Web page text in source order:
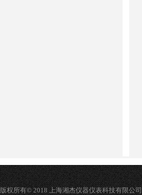
版权所有© 2018 上海湘杰仪器仪表科技有限公司